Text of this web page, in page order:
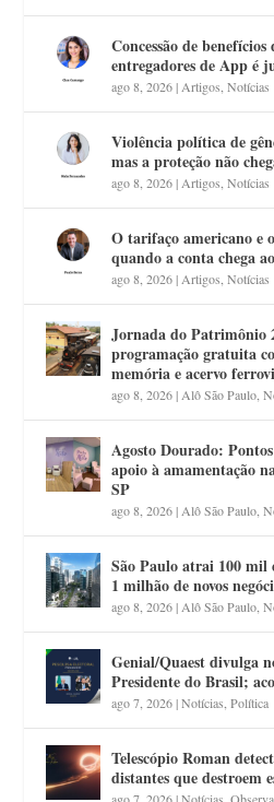
Concessão de
entregadores de App é
ago 8, 2026| Artigos ,Notícias
Violência política de
mas a proteção não
ago 8, 2026| Artigos ,Notícias
O tarifaço americano e
quando a conta chega
ago 8, 2026| Artigos ,Notícias
Jornada do Patrimônio
programação gratuita
memória e acervo
ago 8, 2026| Alô São Paulo ,
Agosto Dourado:
apoio à amamentação
SP
ago 8, 2026| Alô São Paulo ,
São Paulo atrai 100 mil
1 milhão de novos
ago 8, 2026| Alô São Paulo ,
Genial/Quaest divulga
Presidente do Brasil;
ago 7, 2026|Notícias ,Política
Telescópio Roman
distantes que destroem
ago 7, 2026|Notícias ,